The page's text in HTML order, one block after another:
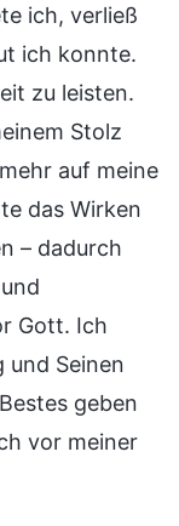
ich, verließ
ich konnte.
zu leisten.
Stolz
auf meine
das Wirken
– dadurch
Gott. Ich
und Seinen
geben
vor meiner